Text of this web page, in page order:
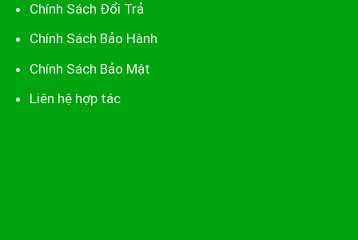
Chính Sách Đổi Trả
Chính Sách Bảo Hành
Chính Sách Bảo Mật
Liên hệ hợp tác